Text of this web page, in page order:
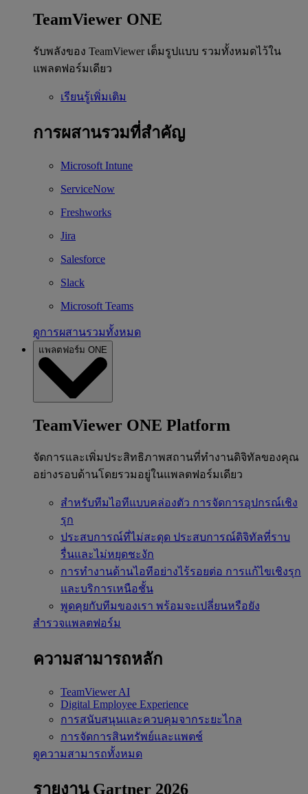
TeamViewer ONE
รับพลังของ TeamViewer เต็มรูปแบบ รวมทั้งหมดไว้ใน
แพลตฟอร์มเดียว
เรียนรู้เพิ่มเติม
การผสานรวมที่สำคัญ
Microsoft Intune
ServiceNow
Freshworks
Jira
Salesforce
Slack
Microsoft Teams
ดูการผสานรวมทั้งหมด
แพลตฟอร์ม ONE
TeamViewer ONE Platform
จัดการและเพิ่มประสิทธิภาพสถานที่ทำงานดิจิทัลของคุณ
อย่างรอบด้านโดยรวมอยู่ในแพลตฟอร์มเดียว
สำหรับทีมไอทีแบบคล่องตัว การจัดการอุปกรณ์เชิง
รุก
ประสบการณ์ที่ไม่สะดุด ประสบการณ์ดิจิทัลที่ราบ
รื่นและไม่หยุดชะงัก
การทำงานด้านไอทีอย่างไร้รอยต่อ การแก้ไขเชิงรุก
และบริการเหนือชั้น
พูดคุยกับทีมของเรา พร้อมจะเปลี่ยนหรือยัง
สำรวจแพลตฟอร์ม
ความสามารถหลัก
TeamViewer AI
Digital Employee Experience
การสนับสนุนและควบคุมจากระยะไกล
การจัดการสินทรัพย์และแพตช์
ดูความสามารถทั้งหมด
รายงาน Gartner 2026